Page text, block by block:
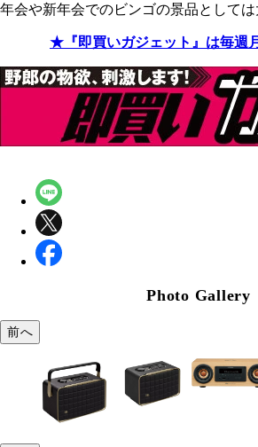
年会や新年会でのビンゴの景品としては
★『即買いガジェット』は毎週
Photo Gallery
前へ